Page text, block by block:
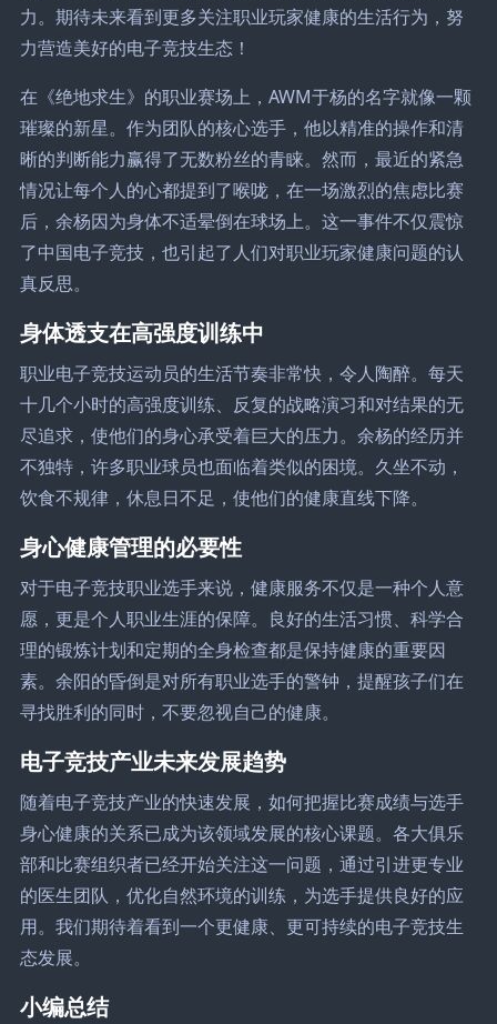
力。期待未来看到更多关注职业玩家健康的生活行为，努
力营造美好的电子竞技生态！
在《绝地求生》的职业赛场上，AWM于杨的名字就像一颗
璀璨的新星。作为团队的核心选手，他以精准的操作和清
晰的判断能力赢得了无数粉丝的青睐。然而，最近的紧急
情况让每个人的心都提到了喉咙，在一场激烈的焦虑比赛
后，余杨因为身体不适晕倒在球场上。这一事件不仅震惊
了中国电子竞技，也引起了人们对职业玩家健康问题的认
真反思。
身体透支在高强度训练中
职业电子竞技运动员的生活节奏非常快，令人陶醉。每天
十几个小时的高强度训练、反复的战略演习和对结果的无
尽追求，使他们的身心承受着巨大的压力。余杨的经历并
不独特，许多职业球员也面临着类似的困境。久坐不动，
饮食不规律，休息日不足，使他们的健康直线下降。
身心健康管理的必要性
对于电子竞技职业选手来说，健康服务不仅是一种个人意
愿，更是个人职业生涯的保障。良好的生活习惯、科学合
理的锻炼计划和定期的全身检查都是保持健康的重要因
素。余阳的昏倒是对所有职业选手的警钟，提醒孩子们在
寻找胜利的同时，不要忽视自己的健康。
电子竞技产业未来发展趋势
随着电子竞技产业的快速发展，如何把握比赛成绩与选手
身心健康的关系已成为该领域发展的核心课题。各大俱乐
部和比赛组织者已经开始关注这一问题，通过引进更专业
的医生团队，优化自然环境的训练，为选手提供良好的应
用。我们期待着看到一个更健康、更可持续的电子竞技生
态发展。
小编总结